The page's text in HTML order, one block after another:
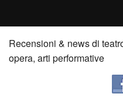
Home
Recensioni
Recensioni & news di
opera, arti performative